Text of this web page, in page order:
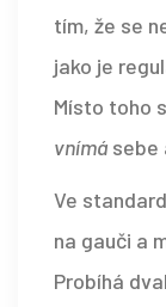
tím, že se
jako je
Místo toho
vnímá sebe
Ve
na gauči a
Probíhá